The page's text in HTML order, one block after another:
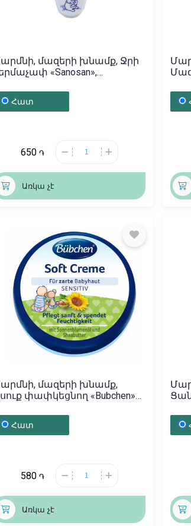
մազերի խնամք, Ջրի
«Sanosan»,
Հատ
650 ֏
Առկա չէ
մազերի խնամք,
փափկեցնող «Bubchen»
Հատ
580 ֏
Առկա չէ